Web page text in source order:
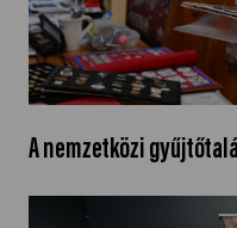
A nemzetközi